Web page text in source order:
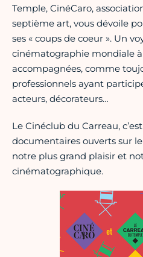
Temple, CinéCaro,
septième art, vous dévoile
ses « coups de coeur ». Un
cinématographie mondiale à
accompagnées, comme
professionnels ayant
acteurs, décorateurs…
Le Cinéclub du Carreau,
documentaires ouverts sur
notre plus grand plaisir et
cinématographique.